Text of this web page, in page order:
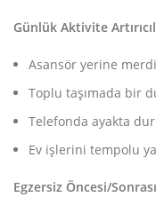
Günlük Aktivite
Asansör yerine
Toplu taşımada bir
Telefonda ayakta
Ev işlerini tempolu
Egzersiz Öncesi/